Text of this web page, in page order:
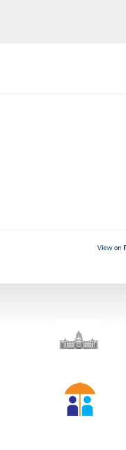
View on